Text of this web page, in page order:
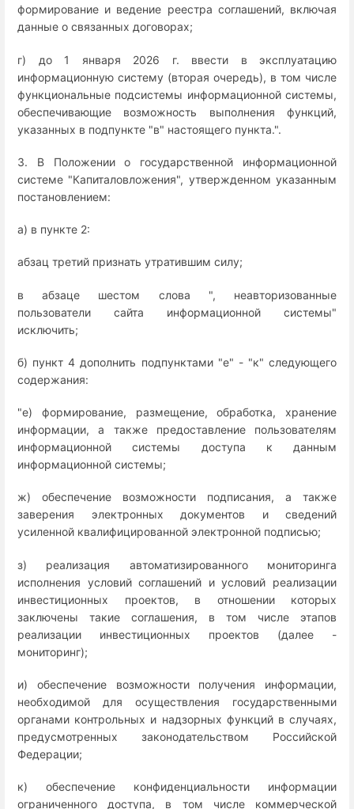
формирование и ведение реестра соглашений, включая
данные о связанных договорах;
г) до 1 января 2026 г. ввести в эксплуатацию
информационную систему (вторая очередь), в том числе
функциональные подсистемы информационной системы,
обеспечивающие возможность выполнения функций,
указанных в подпункте "в" настоящего пункта.".
3. В Положении о государственной информационной
системе "Капиталовложения", утвержденном указанным
постановлением:
а) в пункте 2:
абзац третий признать утратившим силу;
в абзаце шестом слова ", неавторизованные
пользователи сайта информационной системы"
исключить;
б) пункт 4 дополнить подпунктами "е" - "к" следующего
содержания:
"е) формирование, размещение, обработка, хранение
информации, а также предоставление пользователям
информационной системы доступа к данным
информационной системы;
ж) обеспечение возможности подписания, а также
заверения электронных документов и сведений
усиленной квалифицированной электронной подписью;
з) реализация автоматизированного мониторинга
исполнения условий соглашений и условий реализации
инвестиционных проектов, в отношении которых
заключены такие соглашения, в том числе этапов
реализации инвестиционных проектов (далее -
мониторинг);
и) обеспечение возможности получения информации,
необходимой для осуществления государственными
органами контрольных и надзорных функций в случаях,
предусмотренных законодательством Российской
Федерации;
к) обеспечение конфиденциальности информации
ограниченного доступа, в том числе коммерческой